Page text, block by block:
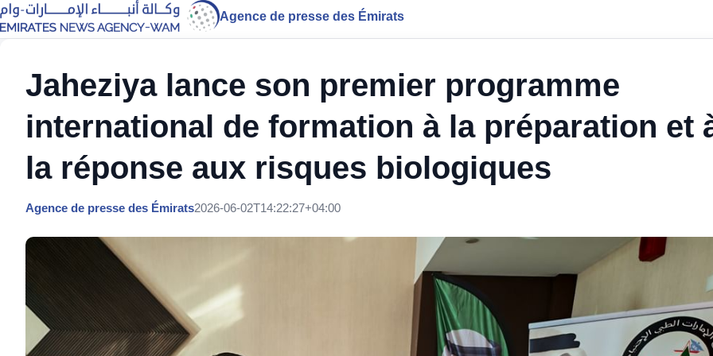
Agence de presse des Émirats
Jaheziya lance son premier programme
international de formation à la préparation et
la réponse aux risques biologiques
Agence de presse des Émirats2026-06-02T14:22:27+04:00